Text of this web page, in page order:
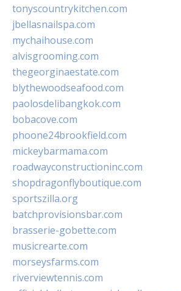
tonyscountrykitchen.com
jbellasnailspa.com
mychaihouse.com
alvisgrooming.com
thegeorginaestate.com
blythewoodseafood.com
paolosdelibangkok.com
bobacove.com
phoone24brookfield.com
mickeybarmama.com
roadwayconstructioninc.com
shopdragonflyboutique.com
sportszilla.org
batchprovisionsbar.com
brasserie-gobette.com
musicrearte.com
morseysfarms.com
riverviewtennis.com